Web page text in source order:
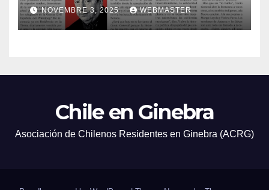
NOVEMBRE 3, 2025 WEBMASTER
Chile en Ginebra
Asociación de Chilenos Residentes en Ginebra (ACRG)